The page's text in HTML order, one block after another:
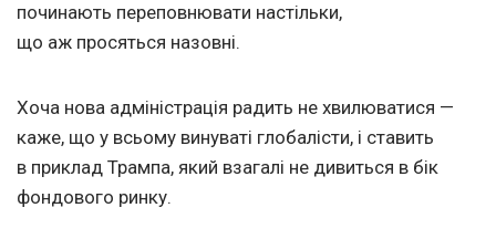
починають переповнювати настільки,
що аж просяться назовні.
Хоча нова адміністрація радить не хвилюватися —
каже, що у всьому винуваті глобалісти, і ставить
в приклад Трампа, який взагалі не дивиться в бік
фондового ринку.